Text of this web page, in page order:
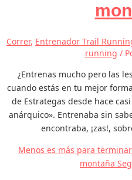
Correr, Entrenador Trail
running /
¿Entrenas mucho pero las
cuando estás en tu mejor
de Estrategas desde hace
anárquico». Entrenaba sin
encontraba, ¡zas!,
Menos es más para
montaña